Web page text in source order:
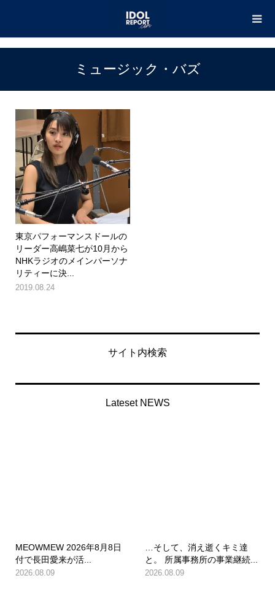
ミュージック・バズ
東京パフォーマンスドールの
リーダー高嶋菜七が10月から
NHKラジオのメインパーソナ
リティーに決...
2019.08.24
サイト内検索
Lateset NEWS
MEOWMEW 2026年8月8日
付で長田愛来が活...
2026.08.09
…そして、消え逝くキミ達
と。 所属事務所の事業継続...
2026.08.09